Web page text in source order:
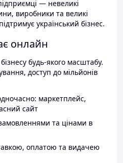
— невеликі
виробники та великі
український бізнес.
онлайн
будь-якого масштабу.
доступ до мільйонів
маркетплейс,
сайт
та цінами в
оплатою та видачею